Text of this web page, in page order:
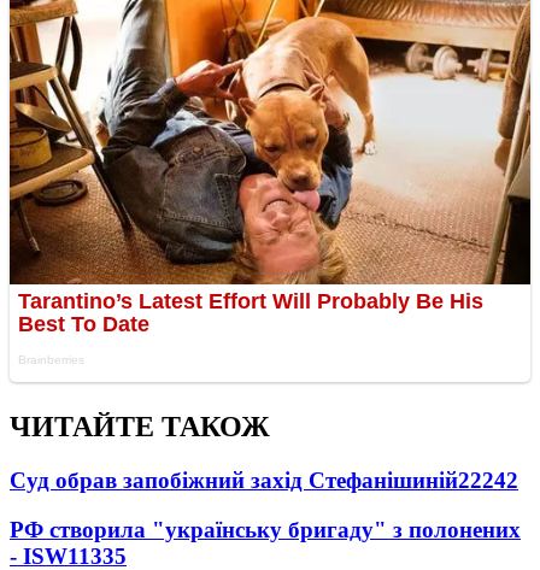
ЧИТАЙТЕ ТАКОЖ
Суд обрав запобіжний захід Стефанішиній22242
РФ створила "українську бригаду" з полонених
- ISW11335